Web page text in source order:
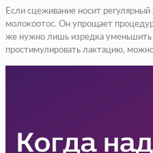
Если сцеживание носит
молокоотос. Он упрощает
же нужно лишь изредка уменьшить
простимулировать лактацию,